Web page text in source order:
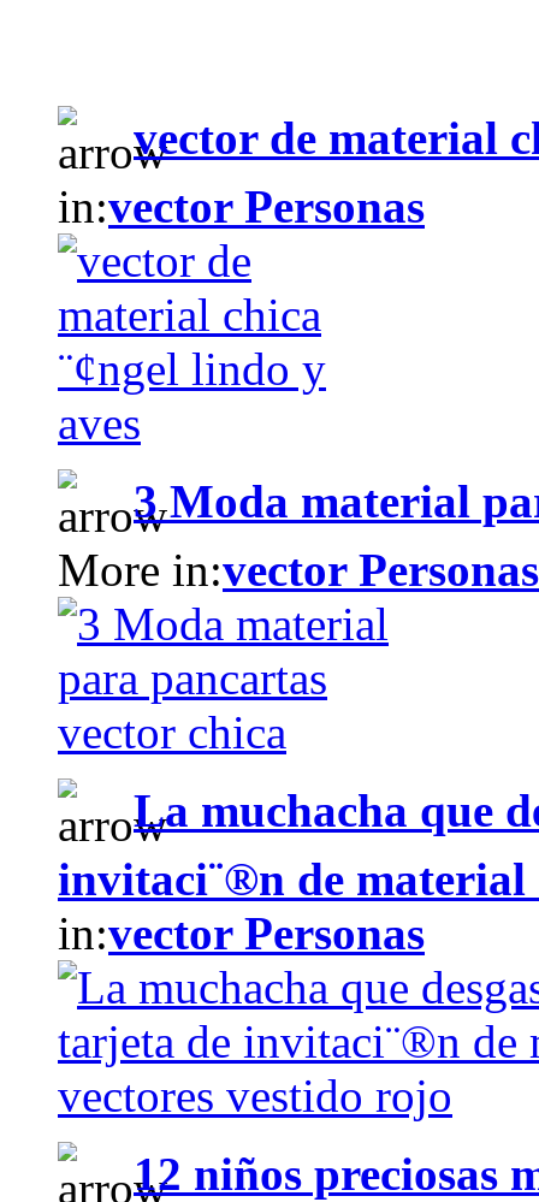
vector de material
in:vector Personas
3 Moda material
More in:vector Personas
La muchacha que
invitaci¨®n de material
in:vector Personas
12 niños preciosas